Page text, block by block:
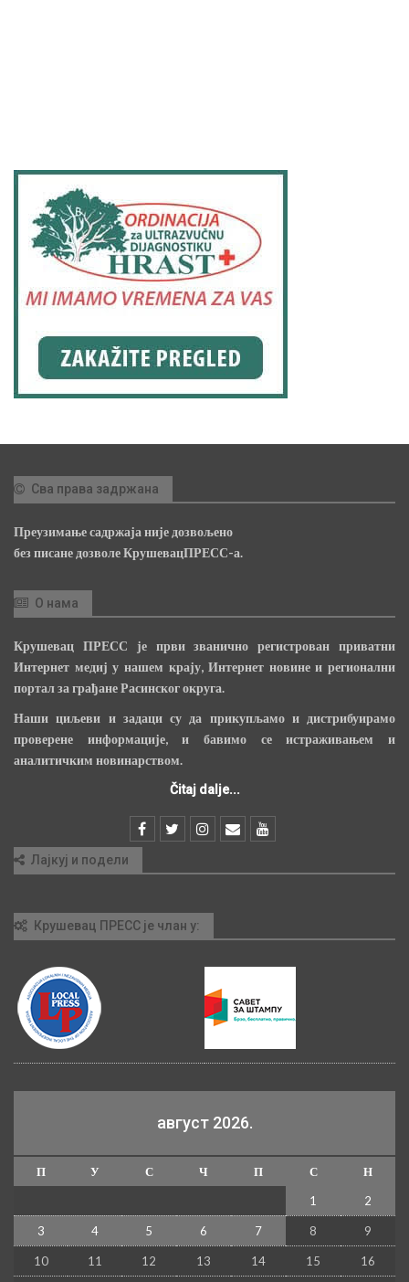
Сва права задржана
Преузимање садржаја није дозвољено
без писане дозволе КрушевацПРЕСС-а.
О нама
Крушевац ПРЕСС је први званично регистрован приватни
Интернет медиј у нашем крају, Интернет новине и регионални
портал за грађане Расинског округа.
Наши циљеви и задаци су да прикупљамо и дистрибуирамо
проверене информације, и бавимо се истраживањем и
аналитичким новинарством.
Čitaj dalje...
Лајкуј и подели
Крушевац ПРЕСС је члан у:
август 2026.
П У С Ч П С
Н
1
2
3 4 5 6 7 8 9
10 11 12 13 14 15 16